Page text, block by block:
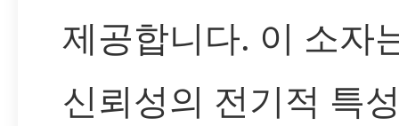
제공합니다. 이 소자
신뢰성의 전기적 특